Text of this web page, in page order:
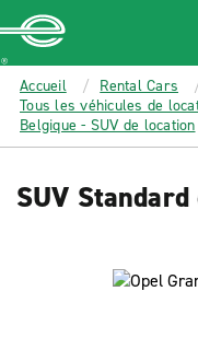
MAIN
CONTENT
Enterprise
Accueil
Rental Cars
Tous les véhicules de
Belgique - SUV de location
SUV